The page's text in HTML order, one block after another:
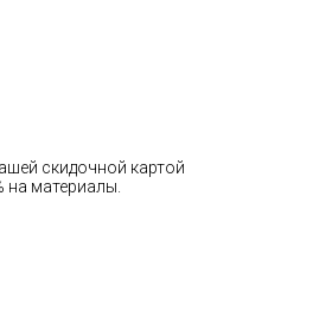
скидочной картой
на материалы.